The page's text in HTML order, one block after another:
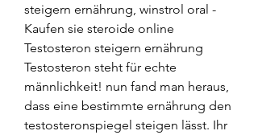
steigern ernährung, winstrol oral -
Kaufen sie steroide online
Testosteron steigern ernährung
Testosteron steht für echte
männlichkeit! nun fand man heraus,
dass eine bestimmte ernährung den
testosteronspiegel steigen lässt. Ihr